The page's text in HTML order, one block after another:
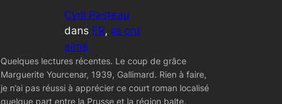
Cyril Pasteau
dans FR, ils ont
aimé
Quelques lectures récentes. Le coup de grâce
Marguerite Yourcenar, 1939, Gallimard. Rien à faire,
je n’ai pas réussi à apprécier ce court roman localisé
quelque part entre la Prusse et la région balte,